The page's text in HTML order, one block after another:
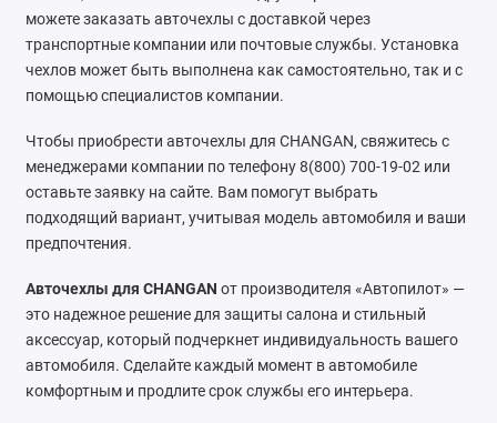
Seat
Skoda
Smart
Sollers
SsangYong
Subaru
Suzuki
Tank
можете заказать авточехлы с доставкой через
транспортные компании или почтовые службы. Установка
чехлов может быть выполнена как самостоятельно, так и с
помощью специалистов компании.
Чтобы приобрести авточехлы для CHANGAN, свяжитесь с
менеджерами компании по телефону 8(800) 700-19-02 или
оставьте заявку на сайте. Вам помогут выбрать
подходящий вариант, учитывая модель автомобиля и ваши
предпочтения.
Авточехлы для CHANGAN от производителя «Автопилот» —
это надежное решение для защиты салона и стильный
аксессуар, который подчеркнет индивидуальность вашего
автомобиля. Сделайте каждый момент в автомобиле
комфортным и продлите срок службы его интерьера.